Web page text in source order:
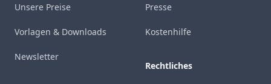
Unsere Preise
Vorlagen & Downloads
Newsletter
Presse
Kostenhilfe
Rechtliches